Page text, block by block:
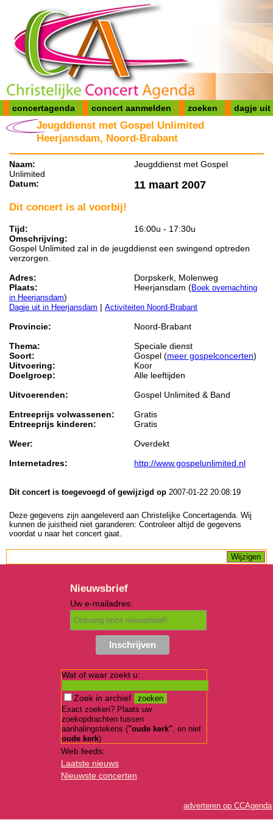
concertagenda concert aanmelden zoeken dagje uit
Jeugddienst met Gospel Unlimited
Heerjansdam, Noord-Brabant
Naam:
Jeugddienst met Gospel
Unlimited
Datum:
11 maart 2007
Dit concert is al voorbij!
Tijd:
16:00u - 17:30u
Omschrijving:
Gospel Unlimited zal in de jeugddienst een swingend optreden
verzorgen.
Adres:
Dorpskerk, Molenweg
Plaats:
Heerjansdam (Boek overnachting
in Heerjansdam)
Dagje uit in Heerjansdam | Activiteiten Noord-Brabant
Provincie:
Noord-Brabant
Thema:
Speciale dienst
Soort:
Gospel (meer gospelconcerten)
Uitvoering:
Koor
Doelgroep:
Alle leeftijden
Uitvoerenden:
Gospel Unlimited & Band
Entreeprijs volwassenen:
Gratis
Entreeprijs kinderen:
Gratis
Weer:
Overdekt
Internetadres:
http://www.gospelunlimited.nl
Dit concert is toegevoegd of gewijzigd op 2007-01-22 20:08:19
Deze gegevens zijn aangeleverd aan Christelijke Concertagenda. Wij
kunnen de juistheid niet garanderen: Controleer altijd de gegevens
voordat u naar het concert gaat.
Nieuwsbrief
Uw e-mailadres:
Wat of waar zoekt u:
Zoek in archief
Exact zoeken? Plaats uw
zoekopdrachten tussen
aanhalingstekens ("oude kerk", en niet
oude kerk)
Web feeds:
Laatste nieuws
Nieuwste concerten
adverteren op CCAgenda